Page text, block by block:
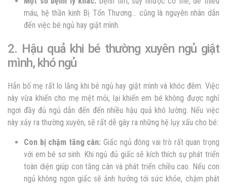
máu, hệ thần kinh Bị Tổn Thương… cũng là nguyên nhân dẫn
đến việc bé ngủ hay giật mình.
2. Hậu quả khi bé thường xuyên ngủ giật
mình, khó ngủ
Hẳn bố mẹ rất lo lắng khi bé ngủ hay giật mình và khóc đêm. Việc
này vừa khiến cho mẹ mệt mỏi, lại khiến em bé không được nghỉ
ngơi đầy đủ ngủ dẫn đến đến nhiều hậu quả khó lường. Nếu việc
này xảy ra thường xuyên, sẽ rất dễ gây ra những hệ lụy xấu cho bé:
Con bị chậm tăng cân: Giấc ngủ đóng vai trò rất quan trọng
với em bé sơ sinh. Khi ngủ đủ giấc sẽ kích thích sự phát triển
toàn diện giúp con tăng cân và phát triển chiều cao. Nếu con
ngủ không ngon giấc sẽ ảnh hưởng tới sức khỏe, chậm phát